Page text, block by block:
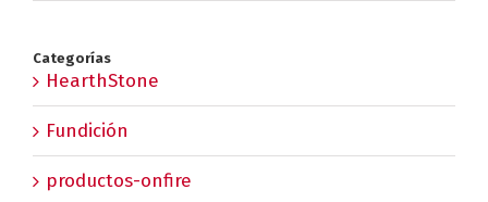
Categorías
HearthStone
Fundición
productos-onfire